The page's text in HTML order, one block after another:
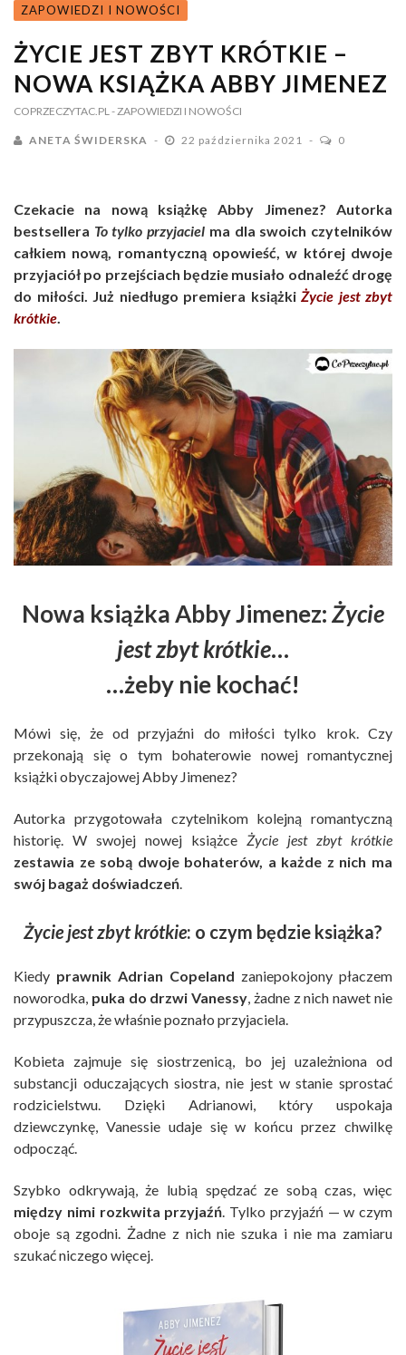
ZAPOWIEDZI I NOWOŚCI
ŻYCIE JEST ZBYT KRÓTKIE –
NOWA KSIĄŻKA ABBY JIMENEZ
COPRZECZYTAC.PL - ZAPOWIEDZI I NOWOŚCI
ANETA ŚWIDERSKA 22 października 2021 0
Czekacie na nową książkę Abby Jimenez? Autorka
bestsellera To tylko przyjaciel ma dla swoich czytelników
całkiem nową, romantyczną opowieść, w której dwoje
przyjaciół po przejściach będzie musiało odnaleźć drogę
do miłości. Już niedługo premiera książki Życie jest zbyt
krótkie.
Nowa książka Abby Jimenez:Życie
jest zbyt krótkie…
…żeby nie kochać!
Mówi się, że od przyjaźni do miłości tylko krok. Czy
przekonają się o tym bohaterowie nowej romantycznej
książki obyczajowej Abby Jimenez?
Autorka przygotowała czytelnikom kolejną romantyczną
historię. W swojej nowej książce Życie jest zbyt krótkie
zestawia ze sobą dwoje bohaterów, a każde z nich ma
swój bagaż doświadczeń.
Życie jest zbyt krótkie: o czym będzie książka?
Kiedy prawnik Adrian Copeland zaniepokojony płaczem
noworodka, puka do drzwi Vanessy, żadne z nich nawet nie
przypuszcza, że właśnie poznało przyjaciela.
Kobieta zajmuje się siostrzenicą, bo jej uzależniona od
substancji oduczających siostra, nie jest w stanie sprostać
rodzicielstwu. Dzięki Adrianowi, który uspokaja
dziewczynkę, Vanessie udaje się w końcu przez chwilkę
odpocząć.
Szybko odkrywają, że lubią spędzać ze sobą czas, więc
między nimi rozkwita przyjaźń. Tylko przyjaźń — w czym
oboje są zgodni. Żadne z nich nie szuka i nie ma zamiaru
szukać niczego więcej.